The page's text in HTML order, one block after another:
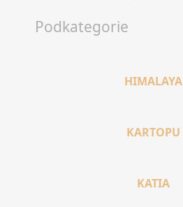
Podkategorie
HIMALAYA
KARTOPU
KATIA